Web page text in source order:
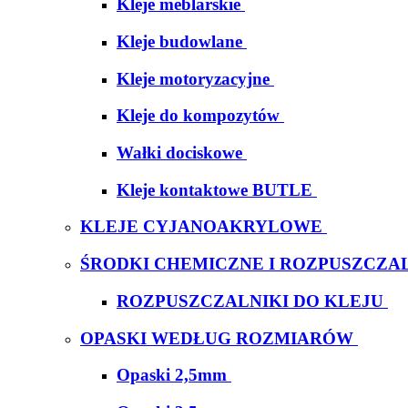
Kleje meblarskie
Kleje budowlane
Kleje motoryzacyjne
Kleje do kompozytów
Wałki dociskowe
Kleje kontaktowe BUTLE
KLEJE CYJANOAKRYLOWE
ŚRODKI CHEMICZNE I
ROZPUSZCZALNIKI DO KLEJU
OPASKI WEDŁUG ROZMIARÓW
Opaski 2,5mm